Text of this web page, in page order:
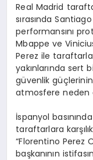
Real Madrid
sırasında
performansını
Mbappe ve
Perez ile
yakınlarında sert
güvenlik
atmosfere neden
İspanyol
taraftarlara
“Florentino Perez
başkanının